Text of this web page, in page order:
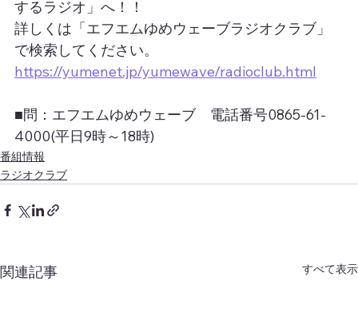
するラジオ」へ！！
詳しくは「エフエムゆめウェーブラジオクラブ」
で検索してください。
https://yumenet.jp/yumewave/radioclub.html
■問：エフエムゆめウェーブ　電話番号0865-61-
4000(平日9時～18時)
番組情報
ラジオクラブ
関連記事 すべて表示